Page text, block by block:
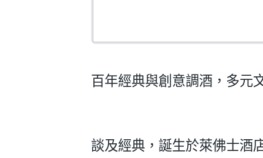
百年經典與創意調酒，多元
談及經典，誕生於萊佛士酒